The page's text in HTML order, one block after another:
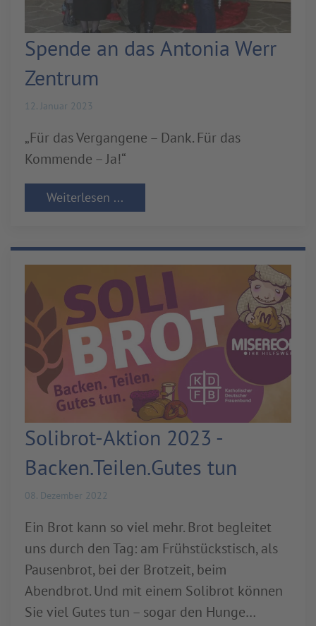
Spende an das Antonia Werr
Zentrum
12. Januar 2023
„Für das Vergangene – Dank. Für das
Kommende – Ja!“
Weiterlesen ...
Solibrot-Aktion 2023 -
Backen.Teilen.Gutes tun
08. Dezember 2022
Ein Brot kann so viel mehr. Brot begleitet
uns durch den Tag: am Frühstückstisch, als
Pausenbrot, bei der Brotzeit, beim
Abendbrot. Und mit einem Solibrot können
Sie viel Gutes tun – sogar den Hunge…